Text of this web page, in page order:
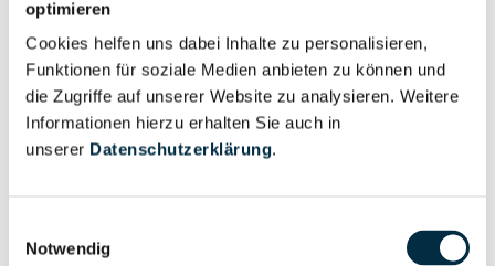
optimieren
Cookies helfen uns dabei Inhalte zu personalisieren,
Funktionen für soziale Medien anbieten zu können und
die Zugriffe auf unserer Website zu analysieren. Weitere
Informationen hierzu erhalten Sie auch in
unserer Datenschutzerklärung.
Notwendig
anfragen
Eigentums- und Kontrollstruktur
Gesellschafterstruktur
Unternehmensprofil